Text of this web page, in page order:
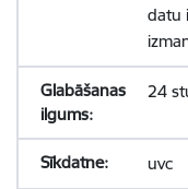
datu
24
uvc